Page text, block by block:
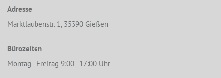
Adresse
Marktlaubenstr. 1, 35390 Gießen
Bürozeiten
Montag - Freitag 9:00 - 17:00 Uhr